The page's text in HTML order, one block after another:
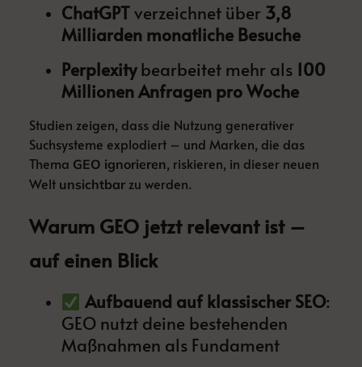
ChatGPTverzeichnet über 3,8
Milliarden monatliche Besuche
Perplexitybearbeitet mehr als 100
Millionen Anfragen pro Woche
Studien zeigen, dass die Nutzung generativer
Suchsysteme explodiert – und Marken, die das
Thema GEO ignorieren, riskieren, in dieser neuen
Welt unsichtbar zu werden.
Warum GEO jetzt relevant ist –
auf einen Blick
Aufbauend auf klassischer SEO:
GEO nutzt deine bestehenden
Maßnahmen als Fundament